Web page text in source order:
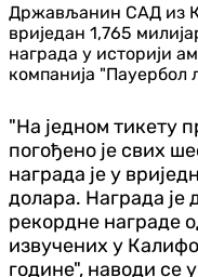
Држављанин САД из
вриједан 1,765
награда у историји
компанија "Пауербол
"На једном тикету
погођено је свих
награда је у
долара. Награда је
рекордне награде
извучених у
године", наводи се